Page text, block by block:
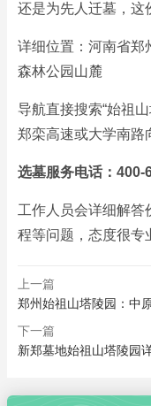
还是为先人迁墓，这
详细位置：河南省
森林公园山麓
导航直接搜索“始祖
郑栾高速或大学南路
选墓服务电话：400-
工作人员会详细解答
程等问题，态度很专
上一篇
郑州始祖山塔陵园：中
下一篇
新郑墓地始祖山塔陵园